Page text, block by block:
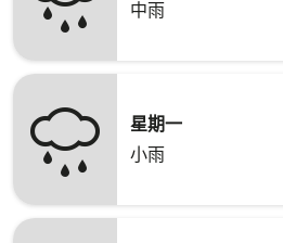
中雨
星期一
小雨